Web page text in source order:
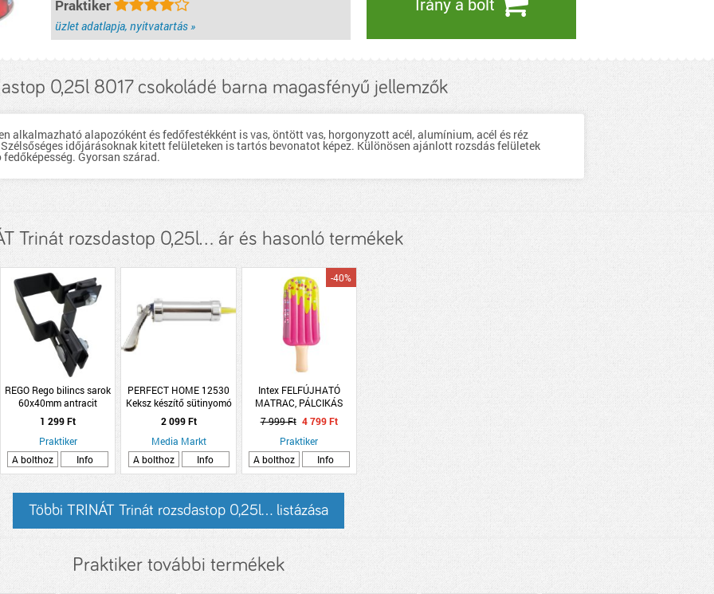
Praktiker
üzlet adatlapja, nyitvatartás »
0,25l 8017 csokoládé barna magasfényű jellemzők
alkalmazható alapozóként és fedőfestékként is vas, öntött vas, horgonyzott acél, alumínium, acél és réz
időjárásoknak kitett felületeken is tartós bevonatot képez. Különösen ajánlott rozsdás felületek
Gyorsan szárad.
Trinát rozsdastop 0,25l... ár és hasonló termékek
REGO Rego bilincs sarok
60x40mm antracit
RAL7016
1 299 Ft
Praktiker
A bolthoz
Info
PERFECT HOME 12530
Keksz készítő sütinyomó
2 099 Ft
Media Markt
A bolthoz
Info
Intex FELFÚJHATÓ
MATRAC, PÁLCIKÁS
JÉGKRÉM
183X66X20CM
-40%
7 999 Ft 4 799 Ft
Praktiker
A bolthoz
Info
Többi TRINÁT Trinát rozsdastop 0,25l... listázása
Praktiker további termékek